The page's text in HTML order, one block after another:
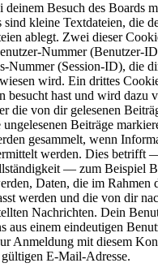
Besuch des Boards
sind kleine Textdateien, die
ablegt. Zwei dieser
Nummer (Benutzer-
Nummer (Session-ID), die
wird. Ein drittes
besucht hast und wird dazu
die von dir gelesenen
Beiträge
gesammelt, wenn
werden. Dies betrifft
— zum Beispiel
Daten, die im Rahmen
werden und die von dir
Nachrichten. Dein
aus einem eindeutigen
Anmeldung mit diesem
E-Mail-Adresse.